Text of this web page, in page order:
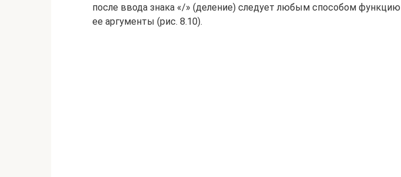
после ввода знака «/» (деление) следует любым способом функцию
ее аргументы (рис. 8.10).